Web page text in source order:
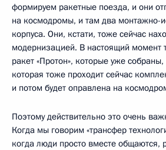
формируем ракетные поезда, и они
на космодромы, и там два монтажно-
корпуса. Они, кстати, тоже сейчас
модернизацией. В настоящий момент
ракет «Протон», которые уже собраны,
которая тоже проходит сейчас
и потом будет оправлена на
Поэтому действительно это очень
Когда мы говорим «трансфер
когда люди просто вместе общаются,